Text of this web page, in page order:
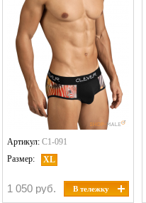
Артикул: C1-091
Размер:
XL
В тележку
1 050 руб.